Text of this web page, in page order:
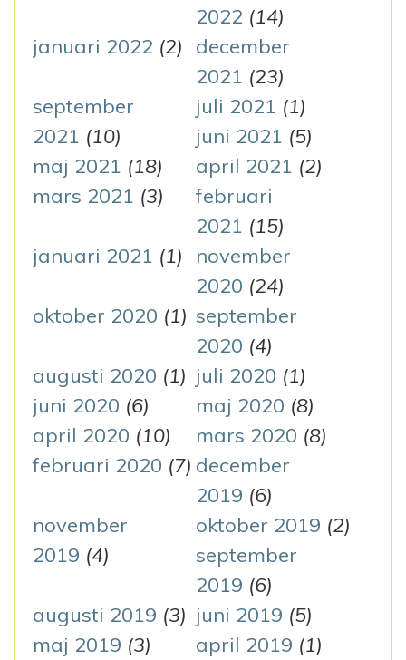
2022 (14)
januari 2022 (2)
december
2021 (23)
september
2021 (10)
juli 2021 (1)
juni 2021 (5)
maj 2021 (18) april 2021 (2)
mars 2021 (3)
februari
2021 (15)
januari 2021 (1)
november
2020 (24)
oktober 2020 (1) september
2020 (4)
augusti 2020 (1) juli 2020 (1)
juni 2020 (6) maj 2020 (8)
april 2020 (10) mars 2020 (8)
februari 2020 (7) december
2019 (6)
november
2019 (4)
oktober 2019 (2)
september
2019 (6)
augusti 2019 (3) juni 2019 (5)
maj 2019 (3) april 2019 (1)